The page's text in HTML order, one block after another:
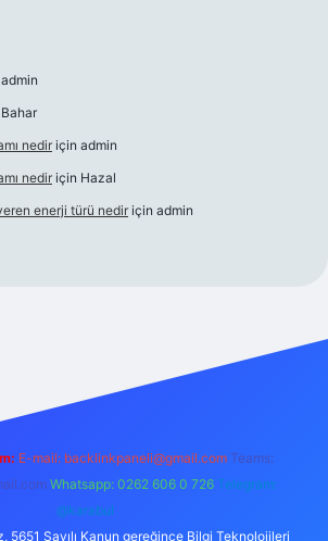
admin
Bahar
nedir için admin
nedir için Hazal
enerji türü nedir için admin
E-mail: backlinkpaneli@gmail.com Teams:
Whatsapp: 0262 606 0 726 Telegram:
@karabul
5651 Sayılı Kanun gereğince Bilgi Teknolojileri